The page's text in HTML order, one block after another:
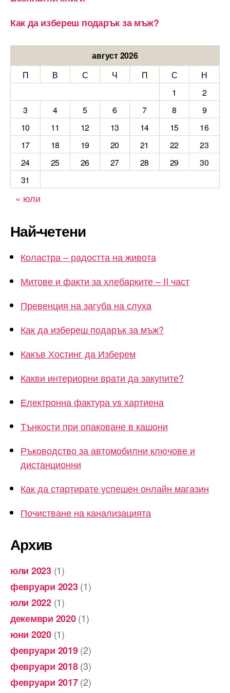
Как да избереш подарък за мъж?
август 2026
П
В С Ч П С
Н
1
2
3
4 5 6 7 8
9
10
11 12 13 14 15
16
17
18 19 20 21 22
23
24
25 26 27 28 29
30
31
« юли
Най-четени
Коластра – радостта на живота
Митове и факти за хлебарките – II част
Превенция на загуба на слуха
Как да избереш подарък за мъж?
Какъв Хостинг да Изберем
Какви интериорни врати да закупите?
Електронна фактура vs хартиена
Тънкости при опаковане в кашони
Ръководство за автомобилни ключове и
дистанционни
Как да стартирате успешен онлайн магазин
Почистване на канализацията
Архив
юли 2023(1)
февруари 2023(1)
юли 2022(1)
декември 2020(1)
юни 2020(1)
февруари 2019(2)
февруари 2018(3)
февруари 2017(2)